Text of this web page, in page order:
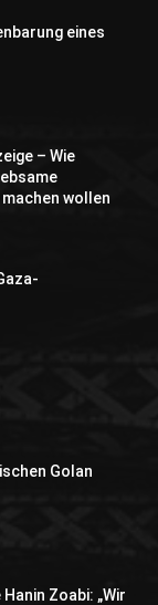
eines
– Wie
wollen
Golan
Zoabi: „Wir